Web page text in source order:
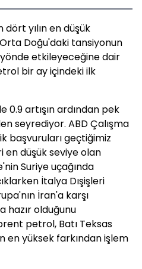
dört yılın en düşük
Doğu'daki tansiyonun
etkileyeceğine dair
bir ay içindeki ilk
0.9 artışın ardından pek
seyrediyor. ABD Çalışma
başvuruları geçtiğimiz
düşük seviye olan
Suriye uçağında
İtalya Dışişleri
İran'a karşı
hazır olduğunu
petrol, Batı Teksas
en yüksek farkından işlem